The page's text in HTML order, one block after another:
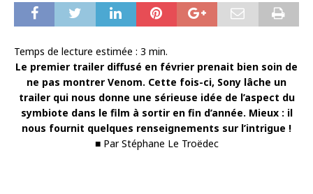
Temps de lecture estimée : 3 min.
Le premier trailer diffusé en février prenait bien soin de
ne pas montrer Venom. Cette fois-ci, Sony lâche un
trailer qui nous donne une sérieuse idée de l’aspect du
symbiote dans le film à sortir en fin d’année. Mieux : il
nous fournit quelques renseignements sur l’intrigue !
■ Par Stéphane Le Troëdec